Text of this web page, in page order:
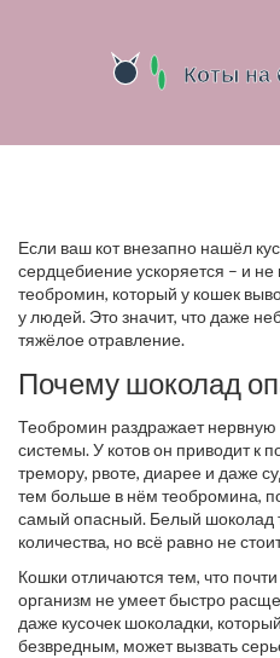
Если ваш кот внезапно нашёл
сердцебиение ускоряется – и
теобромин, который у кошек
у людей. Это значит, что даже
тяжёлое отравление.
Почему шоколад
Теобромин раздражает нервную
системы. У котов он приводит к
тремору, рвоте, диарее и даже
тем больше в нём теобромина,
самый опасный. Белый шоколад
количества, но всё равно не
Кошки отличаются тем, что
организм не умеет быстро
даже кусочек шоколадки,
безвредным, может вызвать